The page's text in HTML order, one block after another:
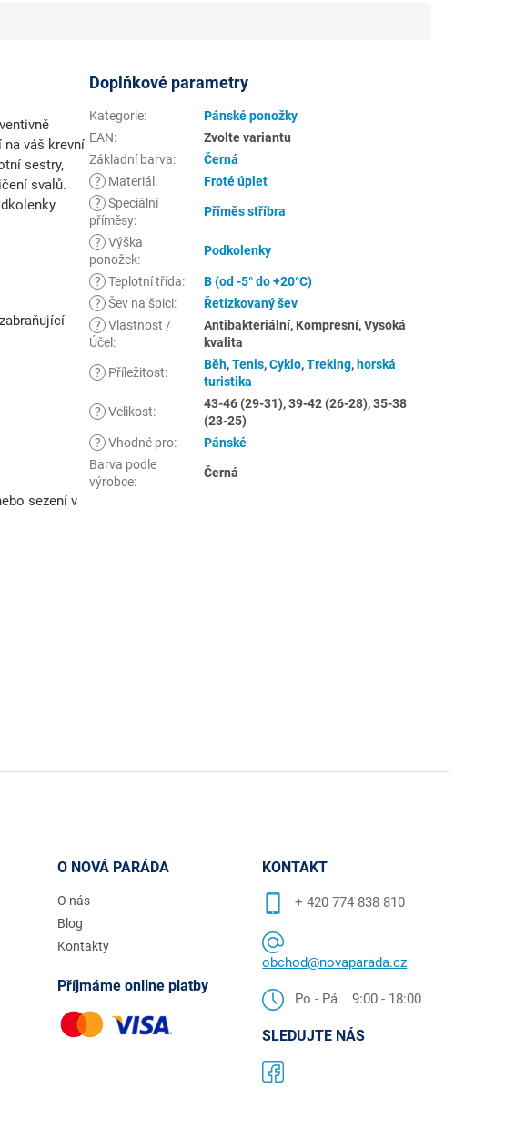
váš krevní
sestry,
svalů.
sezení v
Doplňkové parametry
Kategorie:
Pánské ponožky
EAN:
Zvolte variantu
Základní barva:
Černá
?
Materiál :
Froté úplet
? Speciální
příměsy:
Příměs stříbra
? Výška
ponožek:
Podkolenky
? Teplotní třída:
B (od -5° do +20°C)
? Šev na špici:
Řetízkovaný šev
? Vlastnost /
Účel :
Antibakteriální, Kompresní, Vysoká
kvalita
? Příležitost:
Běh,Tenis,Cyklo,Treking, horská
turistika
? Velikost:
43-46 (29-31), 39-42 (26-28), 35-38
(23-25)
? Vhodné pro:
Pánské
Barva podle
výrobce:
Černá
O NOVÁ PARÁDA
O nás
Blog
Kontakty
Příjmáme online platby
KONTAKT
+ 420 774 838 810
obchod@novaparada.cz
Po - Pá 9:00 - 18:00
SLEDUJTE NÁS